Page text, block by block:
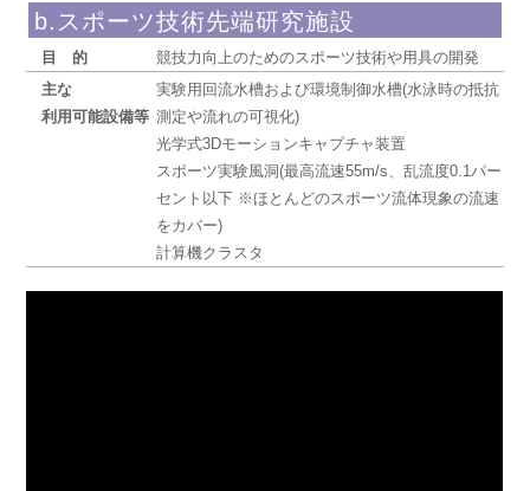
b.スポーツ技術先端研究施設
目的
競技力向上のためのスポーツ技術や用具の開発
主な
利用可能設備等
実験用回流水槽および環境制御水槽(水泳時の抵抗
測定や流れの可視化)
光学式3Dモーションキャプチャ装置
スポーツ実験風洞(最高流速55m/s、乱流度0.1パー
セント以下 ※ほとんどのスポーツ流体現象の流速
をカバー)
計算機クラスタ